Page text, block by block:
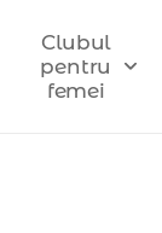
Clubul
pentru
femei